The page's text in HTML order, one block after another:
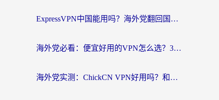
ExpressVPN中国能用吗？海外党翻回国内的加速器选择指南（附番茄加速器实测）
海外党必看：便宜好用的VPN怎么选？3步解决回国访问难题+Steam改区技巧
海外党实测：ChickCN VPN好用吗？和OurPlay VPN对比哪个回国效果更好？附避坑指南